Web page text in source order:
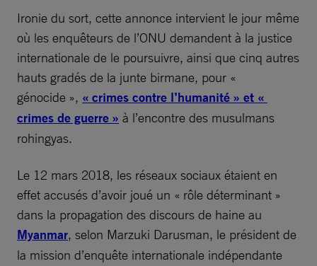
Ironie du sort, cette annonce intervient le jour même
où les enquêteurs de l’ONU demandent à la justice
internationale de le poursuivre, ainsi que cinq autres
hauts gradés de la junte birmane, pour «
génocide », « crimes contre l’humanité » et «
crimes de guerre » à l’encontre des musulmans
rohingyas.
Le 12 mars 2018, les réseaux sociaux étaient en
effet accusés d’avoir joué un « rôle déterminant »
dans la propagation des discours de haine au
Myanmar, selon Marzuki Darusman, le président de
la mission d’enquête internationale indépendante